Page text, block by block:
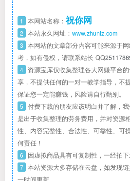
1 本网站名称： 祝你网
2 本站永久网址： www.zhuniz.com
3 本网站的文章部分内容可能来源于
考，如有侵权，请联系站长 QQ
4 资源宝库仅收集整理各大网赚平台
享，不提供任何的一对一教学指导，不
保证您一定能赚钱，风险请自行甄别。
5 付费下载的朋友应该明白并了解，
是出于收集整理的劳务费用，并对资源
性、内容完整性、合法性、可靠性、可
何责任！
6 因虚拟商品具有可复制性，一经拍下
7 本站资源大多存储在云盘，如发现